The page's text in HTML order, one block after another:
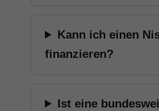
Kann ich einen
finanzieren?
Ist eine